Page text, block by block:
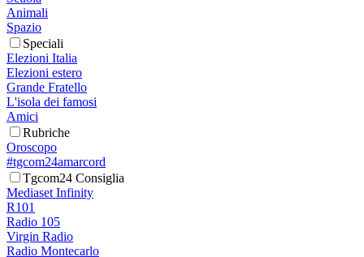
Animali
Spazio
Speciali
Elezioni Italia
Elezioni estero
Grande Fratello
L'isola dei famosi
Amici
Rubriche
Oroscopo
#tgcom24amarcord
Tgcom24 Consiglia
Mediaset Infinity
R101
Radio 105
Virgin Radio
Radio Montecarlo